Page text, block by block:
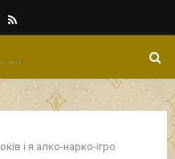
Rss
і я алко-нарко-ігро